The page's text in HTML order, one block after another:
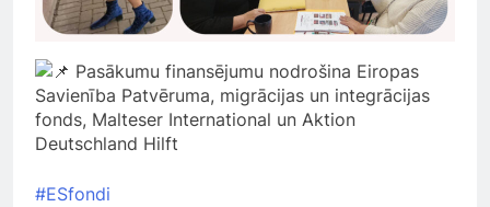
Pasākumu finansējumu nodrošina Eiropas
Savienība Patvēruma, migrācijas un integrācijas
fonds, Malteser International un Aktion
Deutschland Hilft
#ESfondi